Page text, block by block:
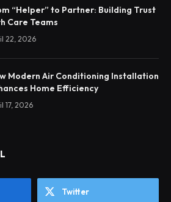
“Helper” to Partner: Building Trust
Care Teams
22, 2026
Modern Air Conditioning Installation
Home Efficiency
17, 2026
Twitter